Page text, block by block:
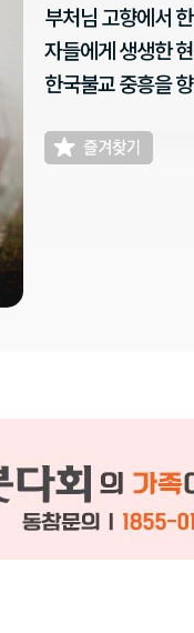
부처님 고향에서
자들에게 생생한
한국불교 중흥을